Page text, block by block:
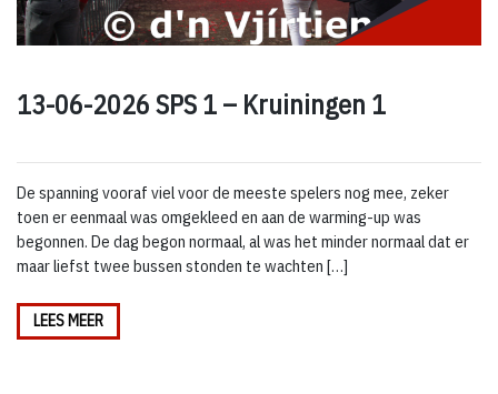
13-06-2026 SPS 1 – Kruiningen 1
De spanning vooraf viel voor de meeste spelers nog mee, zeker
toen er eenmaal was omgekleed en aan de warming-up was
begonnen. De dag begon normaal, al was het minder normaal dat er
maar liefst twee bussen stonden te wachten […]
LEES MEER